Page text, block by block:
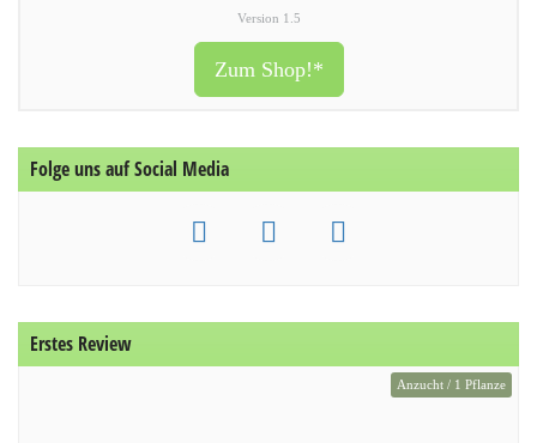
Version 1.5
Zum Shop!*
Folge uns auf Social Media
Erstes Review
Anzucht / 1 Pflanze